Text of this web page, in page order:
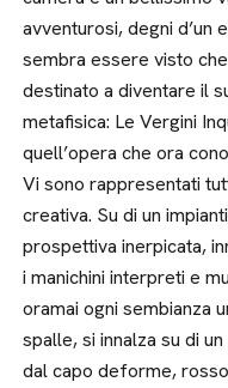
avventurosi, degni
sembra essere visto
destinato a diventare il
metafisica: Le Vergini
quell’opera che ora
Vi sono rappresentati
creativa. Su di un
prospettiva inerpicata,
i manichini interpreti e
oramai ogni sembianza
spalle, si innalza su di
dal capo deforme,